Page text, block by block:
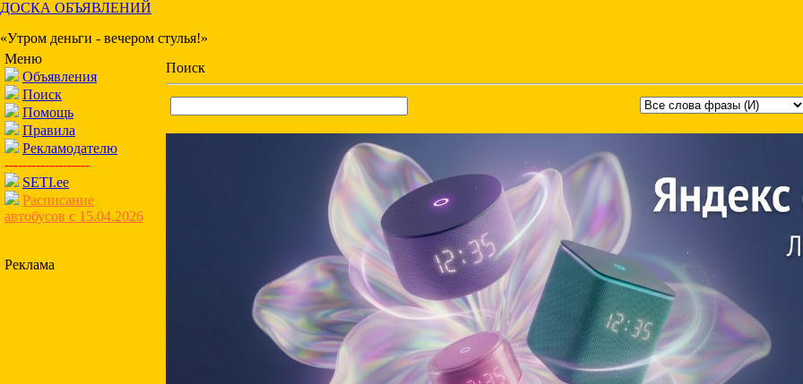
ДОСКА ОБЪЯВЛЕНИЙ
«Утром деньги - вечером стулья!»
Меню
Объявления
Поиск
Помощь
Правила
Рекламодателю
-------------------
SETI.ee
Расписание
автобусов с 15.04.2026
Реклама
Поиск